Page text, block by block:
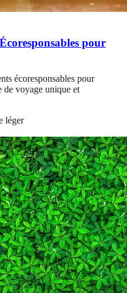
pour
écoresponsables pour
de voyage unique et
léger